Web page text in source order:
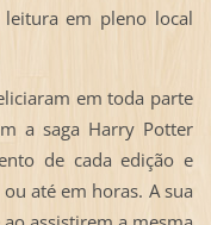
em pleno local
em toda parte
a saga Harry Potter
de cada edição e
até em horas. A sua